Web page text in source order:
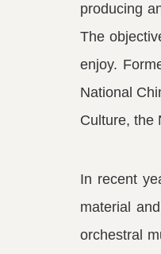
producing
The
enjoy.
National
Culture, the
In recent
material
orchestral